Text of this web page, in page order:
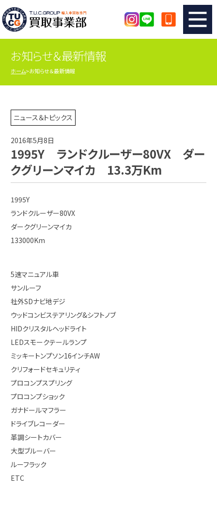
TUCのカンタン査定
査定の注意事項 メーカー別査定フォーム
TUCの買取実績
店舗紹介
シリアルナンバーの解説 アクセスマップ
お知らせ＆最新情報
ホーム お知らせ＆最新情報
ニュース＆トピックス
2016年5月8日
1995Y ランドクルーザー80VX ダー
クグリーンマイカ 13.3万Km
1995Y
ランドクルーザー80VX
ダークグリーンマイカ
133000Km
5速マニュアル車
サンルーフ
社外SDナビ地デジ
ウッドコンビステアリング&シフトノブ
HIDクリスタルヘッドライト
LEDスモークテールランプ
ミッキートンプソン16インチAW
クリフォードセキュリティ
プロコンプスプリング
プロコンプショック
ガナドールマフラー
ドライブレコーダー
革調シートカバー
大型ブルーバー
ルーフラック
ETC